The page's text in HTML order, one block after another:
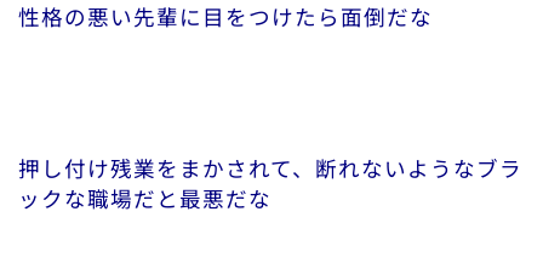
性格の悪い先輩に目をつけたら面倒だな
押し付け残業をまかされて、断れないようなブラ
ックな職場だと最悪だな